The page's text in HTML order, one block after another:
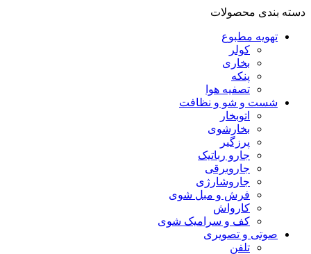
دسته بندی محصولات
تهویه مطبوع
کولر
بخاری
پنکه
تصفیه هوا
شست و شو و نظافت
اتوبخار
بخارشوی
پرزگیر
جارو رباتیک
جاروبرقی
جاروشارژی
فرش و مبل شوی
کارواش
کف و سرامیک شوی
صوتی و تصویری
تلفن